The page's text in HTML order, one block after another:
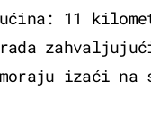
11
izaći na